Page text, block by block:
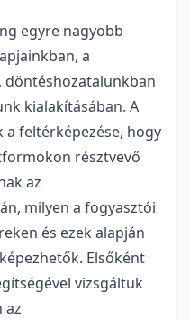
egyre nagyobb
a
döntéshozatalunkban
kialakításában. A
feltérképezése, hogy
résztvevő
az
milyen a fogyasztói
és ezek alapján
Elsőként
vizsgáltuk
az